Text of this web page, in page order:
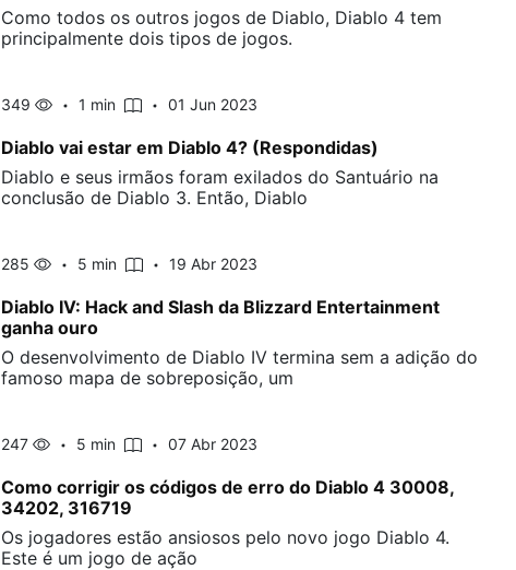
Como todos os outros jogos de Diablo, Diablo 4 tem
principalmente dois tipos de jogos.
349 1 min 01 Jun 2023
Diablo vai estar em Diablo 4? (Respondidas)
Diablo e seus irmãos foram exilados do Santuário na
conclusão de Diablo 3. Então, Diablo
285 5 min 19 Abr 2023
Diablo IV: Hack and Slash da Blizzard Entertainment
ganha ouro
O desenvolvimento de Diablo IV termina sem a adição do
famoso mapa de sobreposição, um
247 5 min 07 Abr 2023
Como corrigir os códigos de erro do Diablo 4 30008,
34202, 316719
Os jogadores estão ansiosos pelo novo jogo Diablo 4.
Este é um jogo de ação